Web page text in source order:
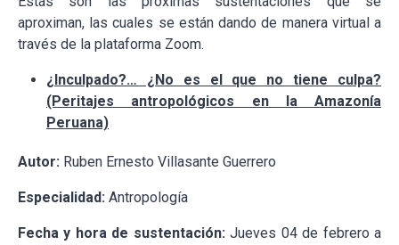
aproximan, las cuales se están dando de manera virtual a
través de la plataforma Zoom.
¿Inculpado?… ¿No es el que no tiene culpa?
(Peritajes antropológicos en la Amazonía
Peruana)
Autor: Ruben Ernesto Villasante Guerrero
Especialidad: Antropología
Fecha y hora de sustentación:Jueves 04 de febrero a